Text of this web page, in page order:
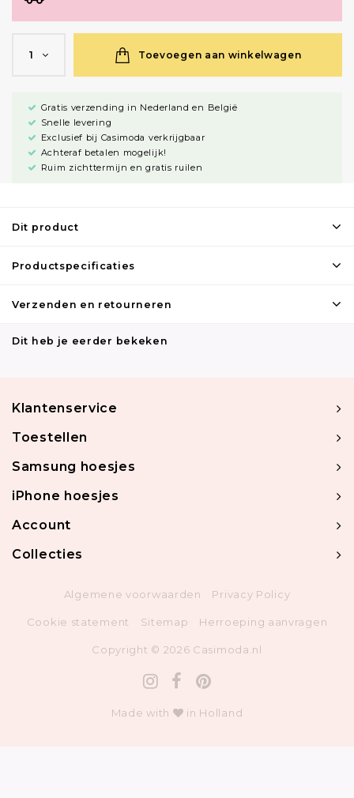
1 Toevoegen aan winkelwagen
Gratis verzending in Nederland en België
Snelle levering
Exclusief bij Casimoda verkrijgbaar
Achteraf betalen mogelijk!
Ruim zichttermijn en gratis ruilen
Dit product
Productspecificaties
Verzenden en retourneren
Dit heb je eerder bekeken
Klantenservice
Toestellen
Samsung hoesjes
iPhone hoesjes
Account
Collecties
Algemene voorwaarden Privacy Policy
Cookie statement Sitemap Herroeping aanvragen
Copyright © 2026 Casimoda.nl
Made with in Holland